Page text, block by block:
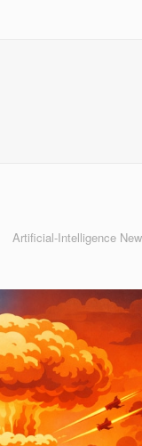
Artificial-Intelligence